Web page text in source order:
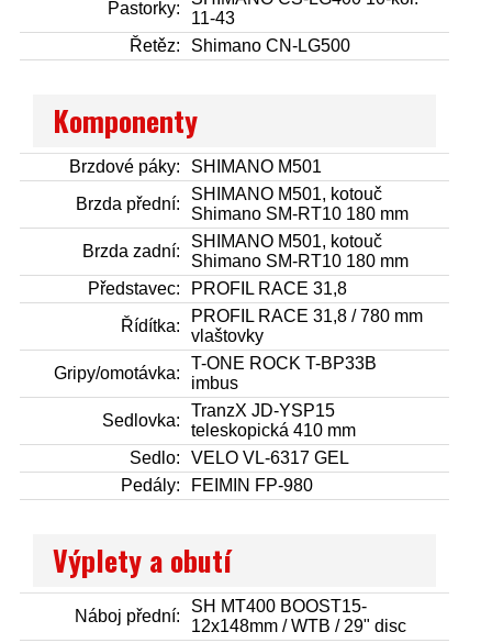
Pastorky:
11-43
Řetěz:
Shimano CN-LG500
Komponenty
Brzdové páky:
SHIMANO M501
Brzda přední:
SHIMANO M501, kotouč
Shimano SM-RT10 180 mm
Brzda zadní:
SHIMANO M501, kotouč
Shimano SM-RT10 180 mm
Představec:
PROFIL RACE 31,8
Řídítka:
PROFIL RACE 31,8 / 780 mm
vlaštovky
Gripy/omotávka:
T-ONE ROCK T-BP33B
imbus
Sedlovka:
TranzX JD-YSP15
teleskopická 410 mm
Sedlo:
VELO VL-6317 GEL
Pedály:
FEIMIN FP-980
Výplety a obutí
Náboj přední:
SH MT400 BOOST15-
12x148mm / WTB / 29" disc